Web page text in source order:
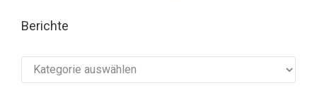
Berichte
Berichte